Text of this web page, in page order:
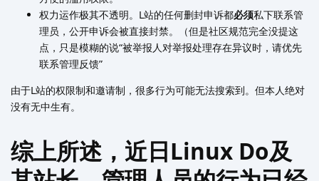
权力运作极其不透明。L站的任何删封申诉都必须私下联系管
理员，公开申诉会被直接封禁。（但是社区规范完全没提这
点，只是模糊的说“被举报人对举报处理存在异议时，请优先
联系管理反馈”
由于L站的权限制和邀请制，很多行为可能无法搜索到。但本人绝对
没有无中生有。
综上所述，近日Linux Do及